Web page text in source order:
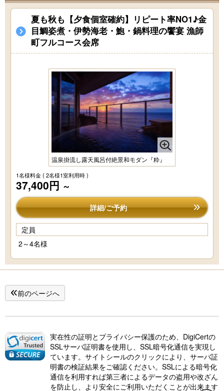
夏も秋も【夕食個室確約】リピート率NO1♪金
目鯛姿煮・伊勢海老・鮑・鍋料理の饗宴 漁師
町フルコース会席
温泉掛流し露天風呂付絶景和モダン『粋』
1名様料金( 2名様1室利用時 )
37,400円 ～
詳細/ご予約
定員
2～4名様
前のページへ
実在性の証明とプライバシー保護のため、DigiCertの
SSLサーバ証明書を使用し、SSL暗号化通信を実現し
ています。サイトシールのクリックにより、サーバ証
明書の検証結果をご確認ください。SSLによる暗号化
通信を利用すれば第三者によるデータの盗用や改ざん
を防止し、より安全にご利用いただくことが出来ます